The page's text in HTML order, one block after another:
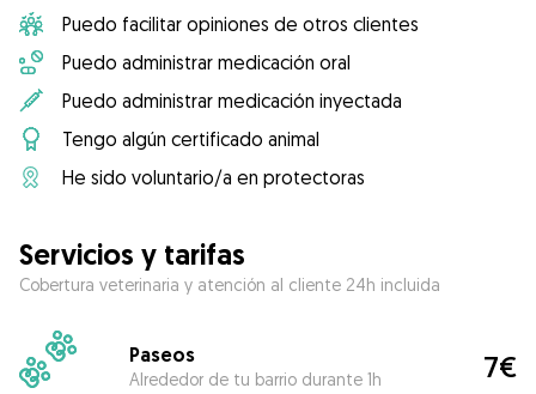
Puedo facilitar opiniones de otros clientes
Puedo administrar medicación oral
Puedo administrar medicación inyectada
Tengo algún certificado animal
He sido voluntario/a en protectoras
Servicios y tarifas
Cobertura veterinaria y atención al cliente 24h incluida
Paseos
Alrededor de tu barrio durante 1h 7€